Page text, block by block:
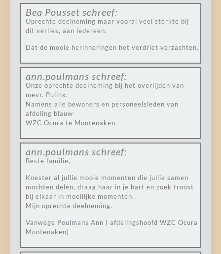
Bea Pousset schreef:
Oprechte deelneming maar vooral veel sterkte bij
dit verlies, aan iedereen.
Dat de mooie herinneringen het verdriet verzachten.
ann.poulmans schreef:
Onze oprechte deelneming bij het overlijden van
mevr. Pulinx.
Namens alle bewoners en personeelsleden van
afdeling blauw
WZC Ocura te Montenaken
ann.poulmans schreef:
Beste familie,
Koester al jullie mooie momenten die jullie samen
mochten delen, draag haar in je hart en zoek troost
bij elkaar in moeilijke momenten.
Mijn oprechte deelneming.
Vanwege Poulmans Ann ( afdelingshoofd WZC Ocura
Montenaken)